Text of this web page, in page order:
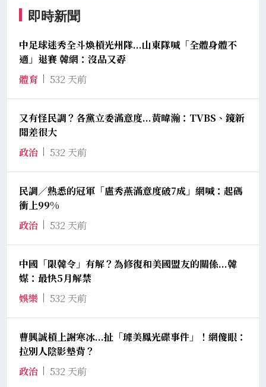
即時新聞
中足球迷秀全斗煥槓光州隊...山東隊喊「全體身體不
適」退賽 韓網：沒品又孬
體育
532 天前
又有怪民調？各黨立委滿意度...黃暐瀚：TVBS、鏡新
聞差很大
政治
532 天前
民調／熟悉的冠軍「盧秀燕滿意度破7成」網喊：起碼
衝上99%
政治
532 天前
中國「限韓令」有解？為修復和美國盟友的關係...韓
媒：最快5月解禁
娛樂
532 天前
曹興誠槓上謝寒冰...扯「璩美鳳光碟事件」！網傻眼：
拉別人陰影墊背？
政治
532 天前